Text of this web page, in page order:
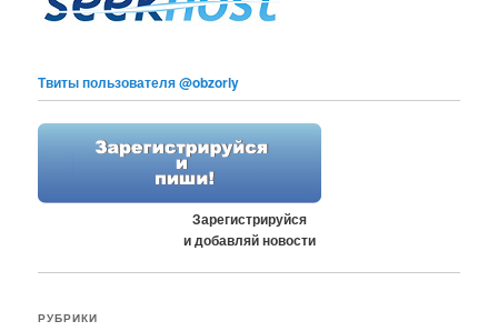
Твиты пользователя @obzorly
Зарегистрируйся
и добавляй новости
РУБРИКИ